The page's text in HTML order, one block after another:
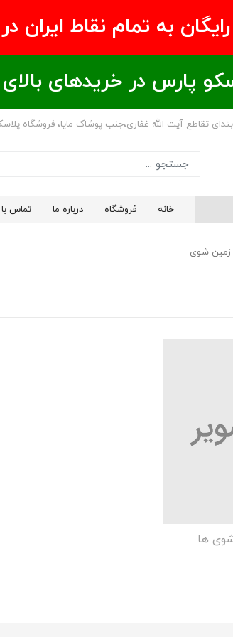
به تمام نقاط ایران در خریدهای
۶00 هزار تومان / خرید بیشتر = تخفیف بیشتر
تقاطع آیت الله غفاری،جنب پوشاک مایا، فروشگاه
خانه فروشگاه درباره ما تماس با
زمین شوی
ها